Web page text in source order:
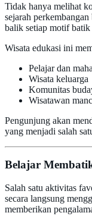
Tidak hanya melihat
sejarah
balik setiap motif batik
Wisata edukasi ini
Pelajar dan
Wisata keluarga
Komunitas
Wisatawan
Pengunjung akan
yang menjadi salah
Belajar
Salah satu aktivitas
secara langsung
memberikan